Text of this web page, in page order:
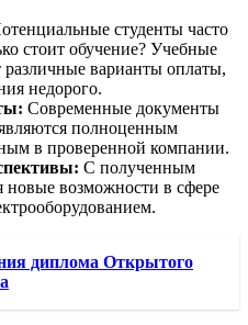
студенты часто
стоит обучение? Учебные
различные варианты оплаты,
недорого.
Современные документы
полноценным
в проверенной компании.
С полученным
новые возможности в сфере
диплома Открытого